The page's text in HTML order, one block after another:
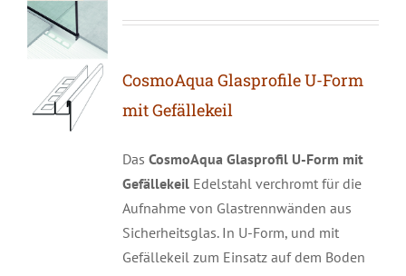
CosmoAqua Glasprofile U-Form
mit Gefällekeil
Das CosmoAqua Glasprofil U-Form mit
Gefällekeil Edelstahl verchromt für die
Aufnahme von Glastrennwänden aus
Sicherheitsglas. In U-Form, und mit
Gefällekeil zum Einsatz auf dem Boden